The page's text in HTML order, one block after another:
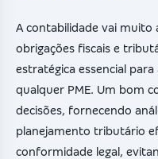
A contabilidade vai
obrigações fiscais e
estratégica essencial
qualquer PME. Um bom
decisões, fornecendo
planejamento tributário
conformidade legal,